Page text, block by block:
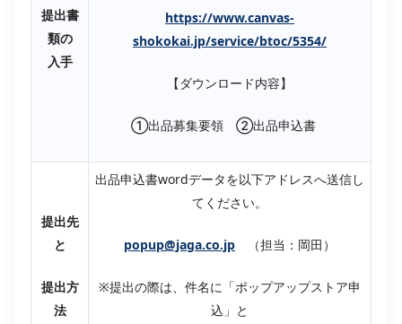
提出書
類の
入手
https://www.canvas-
shokokai.jp/service/btoc/5354/
【ダウンロード内容】
①出品募集要領 ②出品申込書
提出先
と
提出方
法
出品申込書wordデータを以下アドレスへ送信し
てください。
popup@jaga.co.jp （担当：岡田）
※提出の際は、件名に「ポップアップストア申
込」と